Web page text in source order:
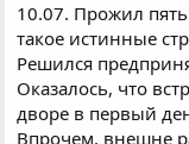
10.07. Прожил
такое истинные
Решился
Оказалось, что
дворе в первый
Впрочем, внешне